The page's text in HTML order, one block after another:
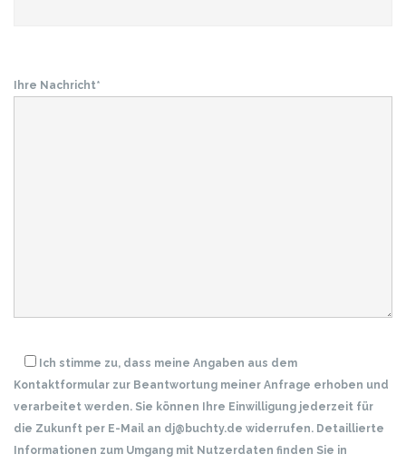
Ihre Nachricht*
Ich stimme zu, dass meine Angaben aus dem
Kontaktformular zur Beantwortung meiner Anfrage erhoben und
verarbeitet werden. Sie können Ihre Einwilligung jederzeit für
die Zukunft per E-Mail an dj@buchty.de widerrufen. Detaillierte
Informationen zum Umgang mit Nutzerdaten finden Sie in